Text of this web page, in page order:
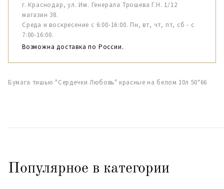
г. Краснодар, ул. Им. Генерала Трошева Г.Н. 1/12
магазин 38.
Среда и воскресение с 6:00-16:00. Пн, вт, чт, пт, сб - с
7:00-16:00.
Возможна доставка по России.
Бумага тишью "Сердечки Любовь" красные на белом 10л 50*66
Популярное в категории